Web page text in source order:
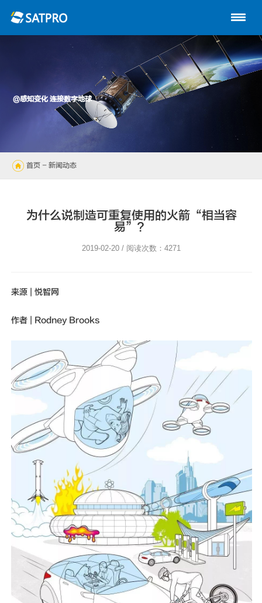
关于星展
动中通系列
@感知变化 连接数字地球
首页 - 新闻动态
为什么说制造可重复使用的火箭“相当容
易”？
2019-02-20 / 阅读次数：4271
来源 | 悦智网
作者 | Rodney Brooks